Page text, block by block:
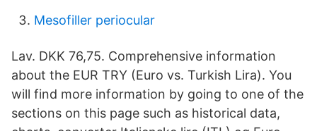
Mesofiller periocular
Lav. DKK 76,75. Comprehensive information
about the EUR TRY (Euro vs. Turkish Lira). You
will find more information by going to one of the
sections on this page such as historical data,